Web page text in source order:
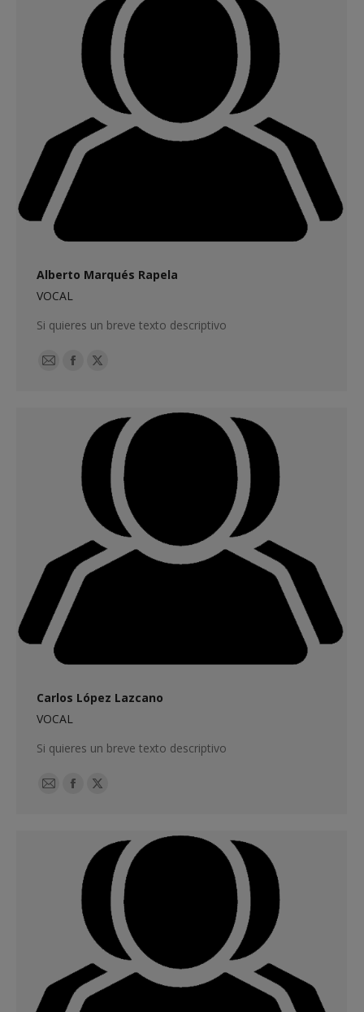
Alberto Marqués Rapela
VOCAL
Si quieres un breve texto descriptivo
E-
Facebook
X
Carlos López Lazcano
VOCAL
Si quieres un breve texto descriptivo
E-
Facebook
X